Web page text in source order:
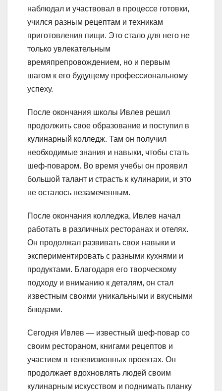
наблюдал и участвовал в процессе готовки,
учился разным рецептам и техникам
приготовления пищи. Это стало для него не
только увлекательным
времяпрепровождением, но и первым
шагом к его будущему профессиональному
успеху.
После окончания школы Ивлев решил
продолжить свое образование и поступил в
кулинарный колледж. Там он получил
необходимые знания и навыки, чтобы стать
шеф-поваром. Во время учебы он проявил
большой талант и страсть к кулинарии, и это
не осталось незамеченным.
После окончания колледжа, Ивлев начал
работать в различных ресторанах и отелях.
Он продолжал развивать свои навыки и
экспериментировать с разными кухнями и
продуктами. Благодаря его творческому
подходу и вниманию к деталям, он стал
известным своими уникальными и вкусными
блюдами.
Сегодня Ивлев — известный шеф-повар со
своим рестораном, книгами рецептов и
участием в телевизионных проектах. Он
продолжает вдохновлять людей своим
кулинарным искусством и поднимать планку